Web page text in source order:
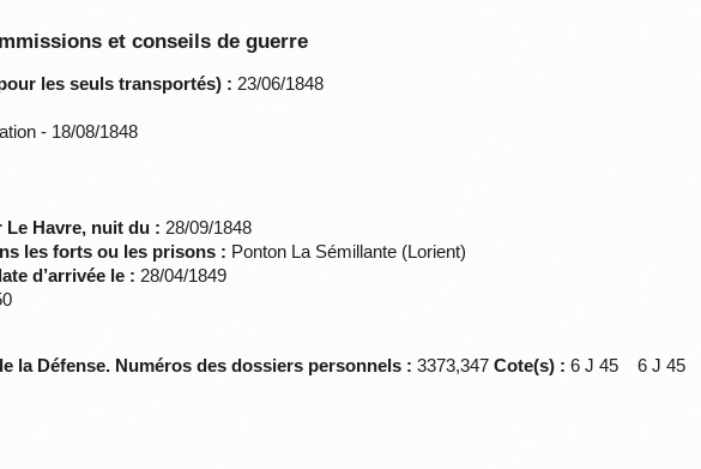
et conseils de guerre
les seuls transportés) : 23/06/1848
- 18/08/1848
Le Havre, nuit du : 28/09/1848
les forts ou les prisons : Ponton La Sémillante (Lorient)
d’arrivée le : 28/04/1849
la Défense. Numéros des dossiers personnels :3373,347Cote(s) : 6 J 45 6 J